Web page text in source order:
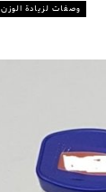
وصفات لزيادة الوزن